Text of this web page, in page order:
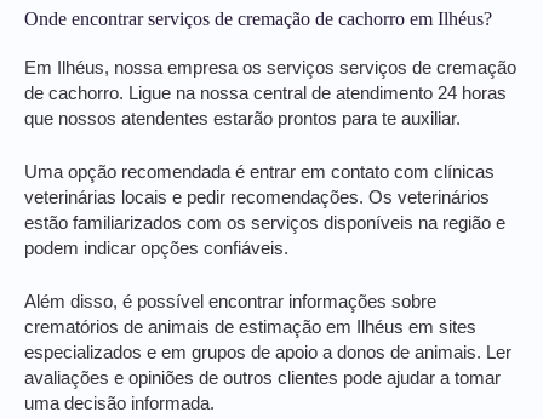
Onde encontrar serviços de cremação de cachorro em Ilhéus?
Em Ilhéus, nossa empresa os serviços serviços de cremação
de cachorro. Ligue na nossa central de atendimento 24 horas
que nossos atendentes estarão prontos para te auxiliar.
Uma opção recomendada é entrar em contato com clínicas
veterinárias locais e pedir recomendações. Os veterinários
estão familiarizados com os serviços disponíveis na região e
podem indicar opções confiáveis.
Além disso, é possível encontrar informações sobre
crematórios de animais de estimação em Ilhéus em sites
especializados e em grupos de apoio a donos de animais. Ler
avaliações e opiniões de outros clientes pode ajudar a tomar
uma decisão informada.